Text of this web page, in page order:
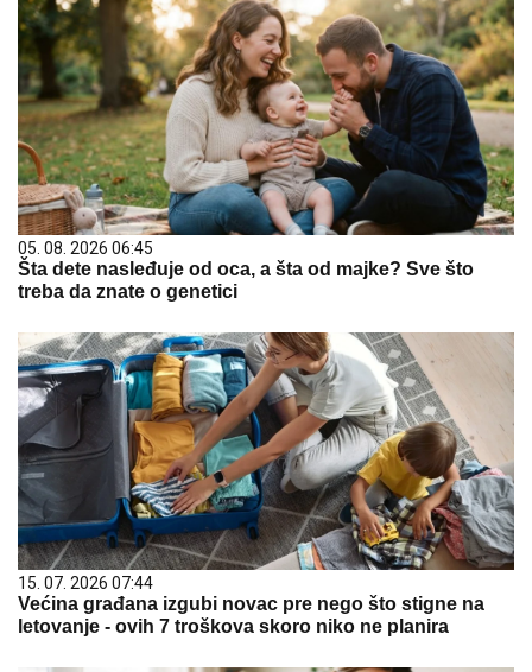
05. 08. 2026 06:45
Šta dete nasleđuje od oca, a šta od majke? Sve što
treba da znate o genetici
15. 07. 2026 07:44
Većina građana izgubi novac pre nego što stigne na
letovanje - ovih 7 troškova skoro niko ne planira